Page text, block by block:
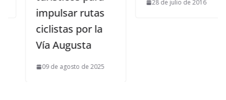
impulsar rutas
ciclistas por la
Vía Augusta
09 de agosto de 2025
28 de julio de 2016